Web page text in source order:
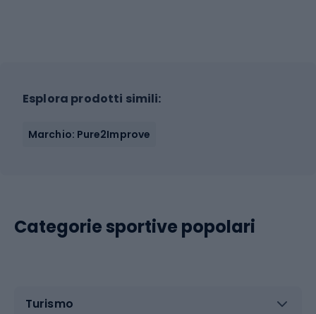
Esplora prodotti simili:
Marchio: Pure2Improve
Categorie sportive popolari
Turismo